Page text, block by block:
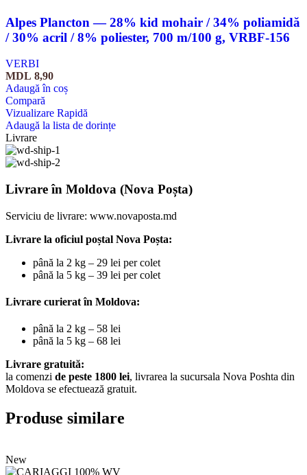
Alpes Plancton — 28% kid mohair / 34% poliamidă
/ 30% acril / 8% poliester, 700 m/100 g, VRBF-156
VERBI
MDL 8,90
Adaugă în coș
Compară
Vizualizare Rapidă
Adaugă la lista de dorințe
Livrare
Livrare în Moldova (Nova Poșta)
Serviciu de livrare: www.novaposta.md
Livrare la oficiul poștal Nova Poșta:
până la 2 kg – 29 lei per colet
până la 5 kg – 39 lei per colet
Livrare curierat în Moldova:
până la 2 kg – 58 lei
până la 5 kg – 68 lei
Livrare gratuită:
la comenzi de peste 1800 lei, livrarea la sucursala Nova Poshta din
Moldova se efectuează gratuit.
Produse similare
New